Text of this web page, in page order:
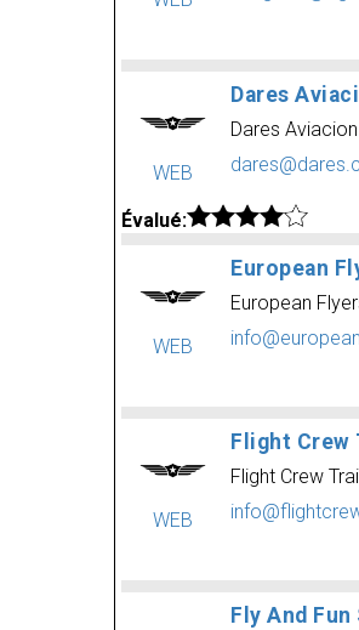
WEB
Dares
Dares Aviacion
Évalué:
WEB
European
European
WEB
Flight Crew
Flight Crew
Fly And Fun